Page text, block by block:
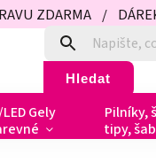
ZDARMA /
Hledat
LED Gely
Pilníky,
tipy,